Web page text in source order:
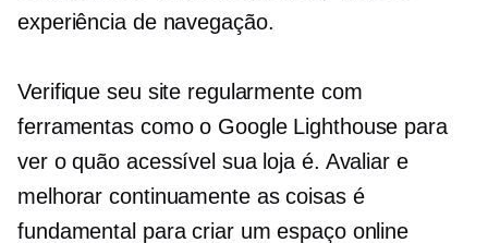
experiência de navegação.
Verifique seu site regularmente com
ferramentas como o Google Lighthouse para
ver o quão acessível sua loja é. Avaliar e
melhorar continuamente as coisas é
fundamental para criar um espaço online